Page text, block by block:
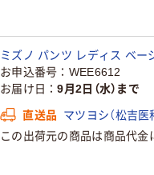
ミズノ パンツ レディス ベー
お申込番号
WEE6612
お届け日
9月2日（水）まで
直送品
マツヨシ（松吉医
この出荷元の商品は商品代金